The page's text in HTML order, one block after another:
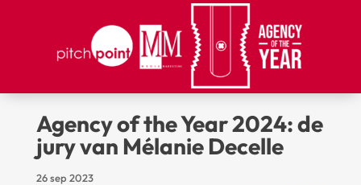
Agency of the Year 2024: de
jury van Mélanie Decelle
26 sep 2023